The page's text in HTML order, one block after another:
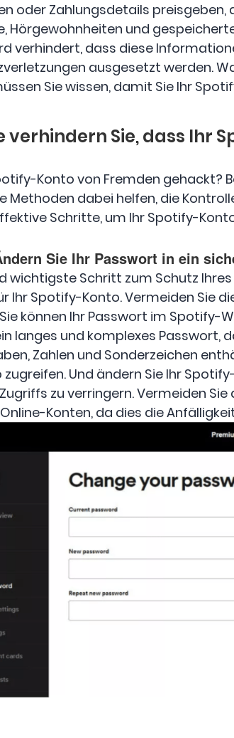
oder Zahlungsdetails preisgeben,
Hörgewohnheiten und
verhindert, dass diese
ausgesetzt werden.
Sie wissen, damit Sie Ihr
verhindern Sie, dass Ihr
Konto von Fremden gehackt?
Methoden dabei helfen, die
Schritte, um Ihr Spotify-
Sie Ihr Passwort in ein
wichtigste Schritt zum Schutz
Ihr Spotify-Konto. Vermeiden Sie
können Ihr Passwort im
langes und komplexes Passwort,
Zahlen und Sonderzeichen
zugreifen. Und ändern Sie Ihr
zu verringern. Vermeiden
Konten, da dies die